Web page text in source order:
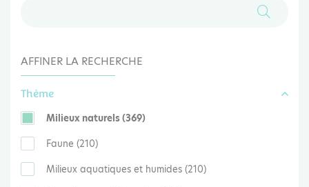
AFFINER LA RECHERCHE
Thème
Milieux naturels (369)
Faune (210)
Milieux aquatiques et humides (210)